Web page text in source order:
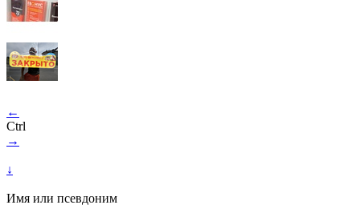
←
Ctrl
→
↓
Имя или псевдоним